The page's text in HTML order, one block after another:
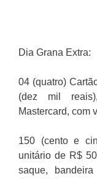
Dia Grana Extra:
04 (quatro)
(dez mil
Mastercard, com
150 (cento e
unitário de R$
saque,